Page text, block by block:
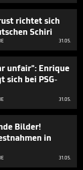
richtet sich
Schiri
31.05.
unfair": Enrique
sich bei PSG-
31.05.
Bilder!
in
31.05.